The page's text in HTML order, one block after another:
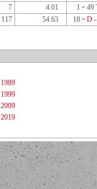
7 4.01 1 = 49
117 54.63 18= D
1989
1999
2009
2019